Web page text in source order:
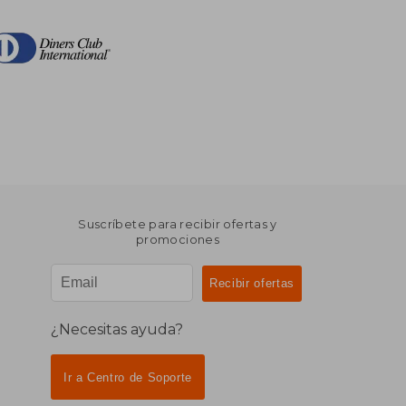
Suscríbete para recibir ofertas y
promociones
¿Necesitas ayuda?
Ir a Centro de Soporte